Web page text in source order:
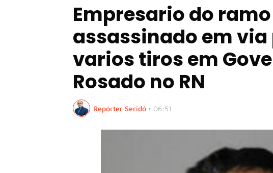
Empresario do
assassinado em
varios tiros em
Rosado no RN
Repórter Seridó • 06:51